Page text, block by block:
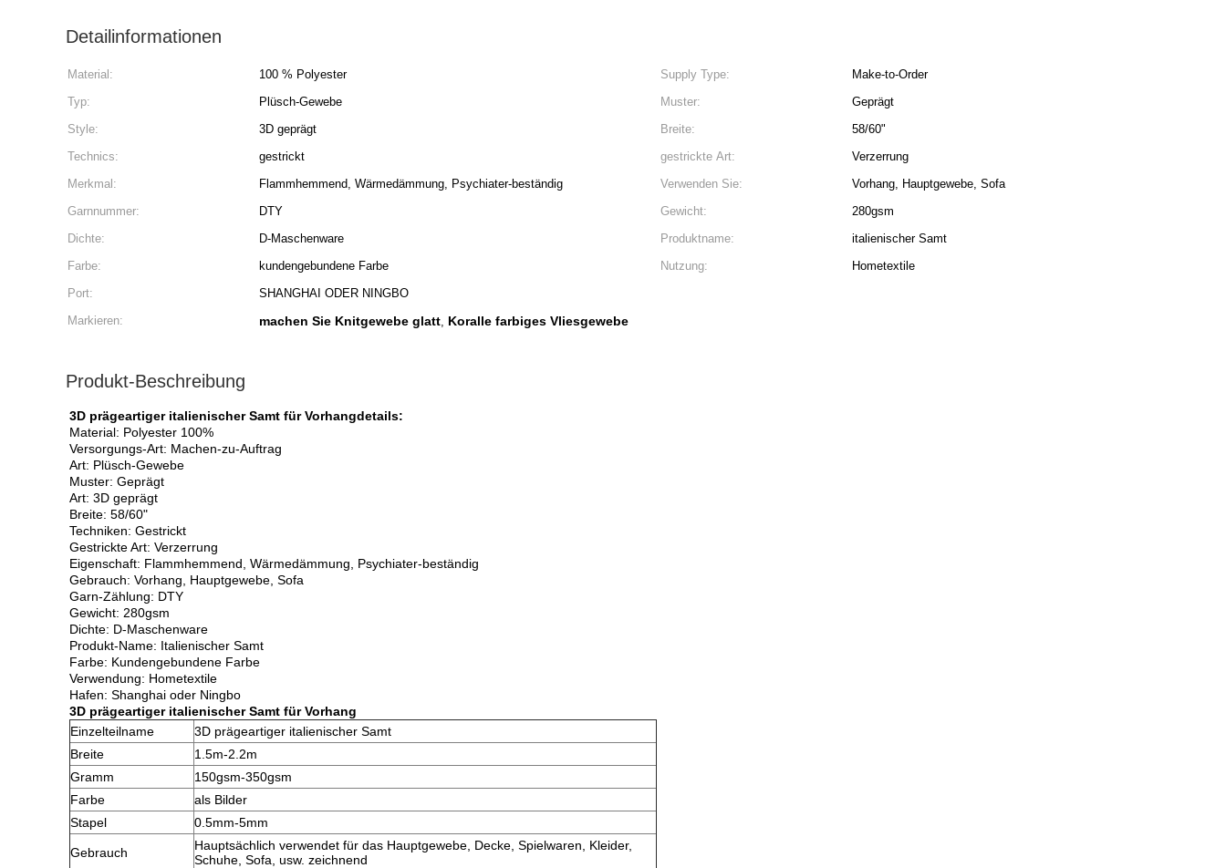
Detailinformationen
Material: 100 % Polyester Supply Type:
Make-to-Order
Typ:
Plüsch-Gewebe Muster:
Geprägt
Style:
3D geprägt Breite:
58/60"
Technics:
gestrickt gestrickte Art:
Verzerrung
Merkmal:
Flammhemmend, Wärmedämmung, Psychiater-beständig Verwenden Sie:
Vorhang, Hauptgewebe, Sofa
Garnnummer:
DTY Gewicht:
280gsm
Dichte:
D-Maschenware Produktname:
italienischer Samt
Farbe:
kundengebundene Farbe Nutzung:
Hometextile
Port:
SHANGHAI ODER NINGBO
Markieren:
machen Sie Knitgewebe glatt, Koralle farbiges Vliesgewebe
Produkt-Beschreibung
3D prägeartiger italienischer Samt für Vorhangdetails:
Material: Polyester 100%
Versorgungs-Art: Machen-zu-Auftrag
Art: Plüsch-Gewebe
Muster: Geprägt
Art: 3D geprägt
Breite: 58/60"
Techniken: Gestrickt
Gestrickte Art: Verzerrung
Eigenschaft: Flammhemmend, Wärmedämmung, Psychiater-beständig
Gebrauch: Vorhang, Hauptgewebe, Sofa
Garn-Zählung: DTY
Gewicht: 280gsm
Dichte: D-Maschenware
Produkt-Name: Italienischer Samt
Farbe: Kundengebundene Farbe
Verwendung: Hometextile
Hafen: Shanghai oder Ningbo
3D prägeartiger italienischer Samt für Vorhang
Einzelteilname
3D prägeartiger italienischer Samt
Breite
1.5m-2.2m
Gramm
150gsm-350gsm
Farbe
als Bilder
Stapel
0.5mm-5mm
Gebrauch
Hauptsächlich verwendet für das Hauptgewebe, Decke, Spielwaren, Kleider,
Schuhe, Sofa, usw. zeichnend